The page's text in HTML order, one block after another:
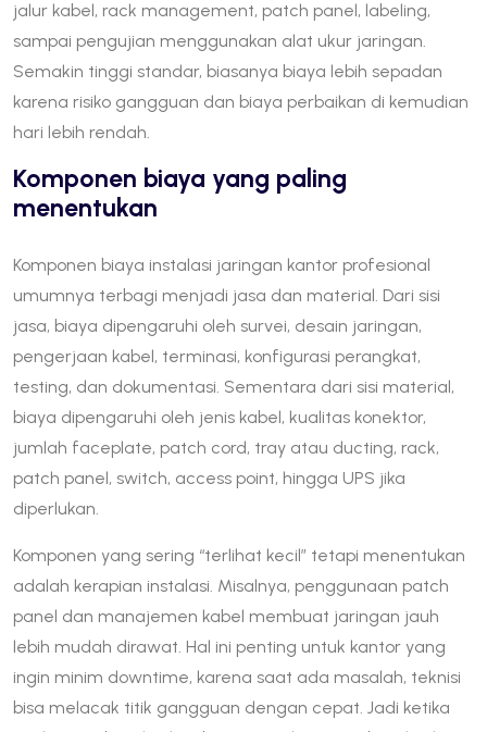
jalur kabel, rack management, patch panel, labeling,
sampai pengujian menggunakan alat ukur jaringan.
Semakin tinggi standar, biasanya biaya lebih sepadan
karena risiko gangguan dan biaya perbaikan di kemudian
hari lebih rendah.
Komponen biaya yang paling
menentukan
Komponen biaya instalasi jaringan kantor profesional
umumnya terbagi menjadi jasa dan material. Dari sisi
jasa, biaya dipengaruhi oleh survei, desain jaringan,
pengerjaan kabel, terminasi, konfigurasi perangkat,
testing, dan dokumentasi. Sementara dari sisi material,
biaya dipengaruhi oleh jenis kabel, kualitas konektor,
jumlah faceplate, patch cord, tray atau ducting, rack,
patch panel, switch, access point, hingga UPS jika
diperlukan.
Komponen yang sering “terlihat kecil” tetapi menentukan
adalah kerapian instalasi. Misalnya, penggunaan patch
panel dan manajemen kabel membuat jaringan jauh
lebih mudah dirawat. Hal ini penting untuk kantor yang
ingin minim downtime, karena saat ada masalah, teknisi
bisa melacak titik gangguan dengan cepat. Jadi ketika